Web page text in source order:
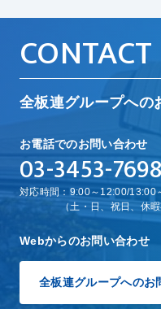
CONTACT
全板連グループへの
お電話でのお問い合わせ
03-3453-
対応時間：9:00～12:00/13:00
（土・日、祝日、休
Webからのお問い合わせ
全板連グループへのお